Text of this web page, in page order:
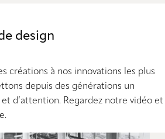
design
créations à nos innovations les plus
depuis des générations un
d’attention. Regardez notre vidéo et